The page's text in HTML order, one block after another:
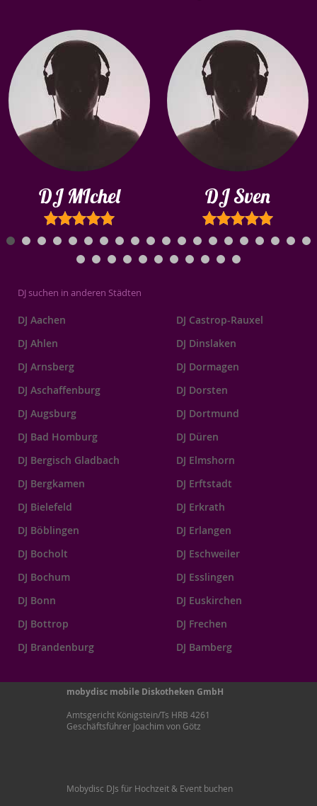
DJ MIchel DJ Sven
DJ suchen in anderen Städten
DJ Aachen
DJ Ahlen
DJ Arnsberg
DJ Aschaffenburg
DJ Augsburg
DJ Bad Homburg
DJ Bergisch Gladbach
DJ Bergkamen
DJ Bielefeld
DJ Böblingen
DJ Bocholt
DJ Bochum
DJ Bonn
DJ Bottrop
DJ Brandenburg
DJ Castrop-Rauxel
DJ Dinslaken
DJ Dormagen
DJ Dorsten
DJ Dortmund
DJ Düren
DJ Elmshorn
DJ Erftstadt
DJ Erkrath
DJ Erlangen
DJ Eschweiler
DJ Esslingen
DJ Euskirchen
DJ Frechen
DJ Bamberg
mobydisc mobile Diskotheken GmbH
Amtsgericht Königstein/Ts HRB 4261
Geschäftsführer Joachim von Götz
Mobydisc DJs für Hochzeit & Event buchen